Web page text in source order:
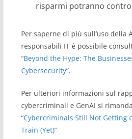
risparmi potranno
Per saperne di più sull’uso della
responsabili IT è possibile
“Beyond the Hype: The
Cybersecurity”.
Per ulteriori informazioni sul
cybercriminali e GenAI si
“Cybercriminals Still Not Getting
Train (Yet)”